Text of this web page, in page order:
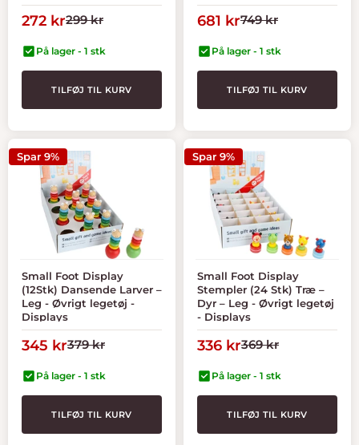
Tilbudspris
272 krNormal
299 kr
På lager - 1 stk
TILFØJ TIL KURV
Tilbudspris
681 krNormal
749 kr
På lager - 1 stk
TILFØJ TIL KURV
Spar 9%
Small Foot Display
(12Stk) Dansende Larver –
Leg - Øvrigt legetøj -
Displays
Tilbudspris
345 krNormal
379 kr
På lager - 1 stk
TILFØJ TIL KURV
Spar 9%
Small Foot Display
Stempler (24 Stk) Træ –
Dyr – Leg - Øvrigt legetøj
- Displays
Tilbudspris
336 krNormal
369 kr
På lager - 1 stk
TILFØJ TIL KURV